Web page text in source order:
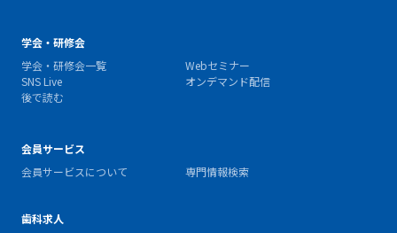
学会・研修会
学会・研修会一覧
Webセミナー
SNS Live
オンデマンド配信
後で読む
会員サービス
会員サービスについて
専門情報検索
歯科求人